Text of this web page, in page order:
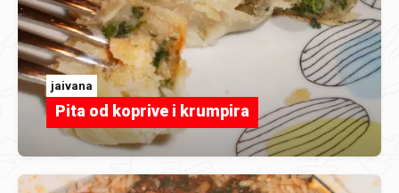
jaivana
Pita od koprive i krumpira